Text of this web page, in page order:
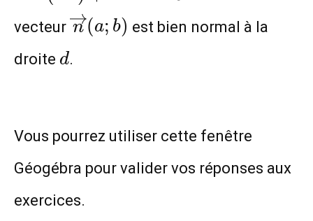
vecteur \overrightarrow{n}
(a;b)
n (a; b) est bien normal à la
droite d
d.
Vous pourrez utiliser cette fenêtre
Géogébra pour valider vos réponses aux
exercices.